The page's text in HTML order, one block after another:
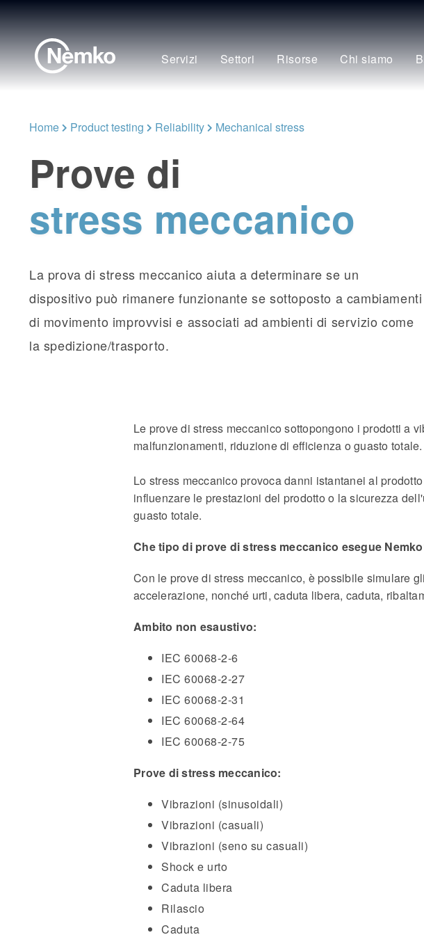
Servizi Settori Risorse Chi siamo
Home Product testing Reliability Mechanical stress
Prove di
stress meccanico
La prova di stress meccanico aiuta a determinare se un
dispositivo può rimanere funzionante se sottoposto a cambiamenti
di movimento improvvisi e associati ad ambienti di servizio come
la spedizione/trasporto.
Le prove di stress meccanico sottopongono i prodotti a
malfunzionamenti, riduzione di efficienza o guasto totale.
Lo stress meccanico provoca danni istantanei al
influenzare le prestazioni del prodotto o la sicurezza
guasto totale.
Che tipo di prove di stress meccanico esegue
Con le prove di stress meccanico, è possibile simulare
accelerazione, nonché urti, caduta libera, caduta,
Ambito non esaustivo:
IEC 60068-2-6
IEC 60068-2-27
IEC 60068-2-31
IEC 60068-2-64
IEC 60068-2-75
Prove di stress meccanico:
Vibrazioni (sinusoidali)
Vibrazioni (casuali)
Vibrazioni (seno su casuali)
Shock e urto
Caduta libera
Rilascio
Caduta